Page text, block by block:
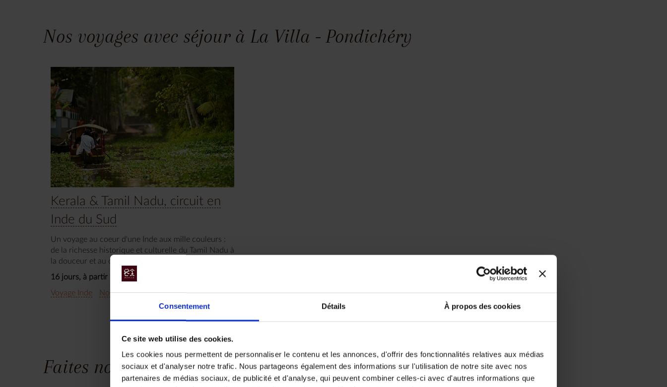
Consentement Détails À propos des cookies
Ce site web utilise des cookies.
Les cookies nous permettent de personnaliser le contenu et les annonces, d'offrir des fonctionnalités relatives aux médias
sociaux et d'analyser notre trafic. Nous partageons également des informations sur l'utilisation de notre site avec nos
partenaires de médias sociaux, de publicité et d'analyse, qui peuvent combiner celles-ci avec d'autres informations que
Nos voyages avec séjour à La Villa - Pondichéry
Kerala & Tamil Nadu, circuit en
Inde du Sud
Un voyage au coeur d'une Inde aux mille couleurs :
de la richesse historique et culturelle du Tamil Nadu à
la douceur et au charmes naturels du Kerala.
16 jours, à partir de 5 400 €
Voyage Inde
Nos incontournables Séjour culturel
Faites nous part de vos envies